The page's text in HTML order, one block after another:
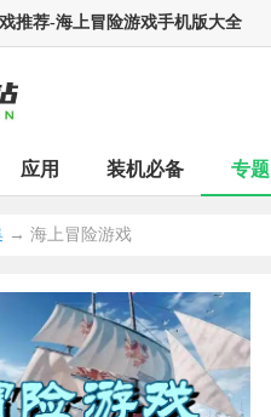
推荐-海上冒险游戏手机版大全
应用 装机必备 专题
→ 海上冒险游戏